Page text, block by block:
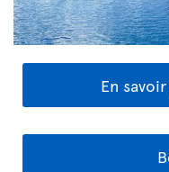
En